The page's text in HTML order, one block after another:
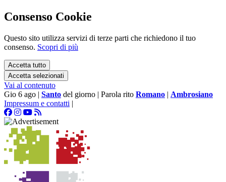
Consenso Cookie
Questo sito utilizza servizi di terze parti che richiedono il tuo
consenso. Scopri di più
Accetta tutto
Accetta selezionati
Vai al contenuto
Gio 6 ago | Santo del giorno | Parola rito Romano | Ambrosiano
Impressum e contatti |